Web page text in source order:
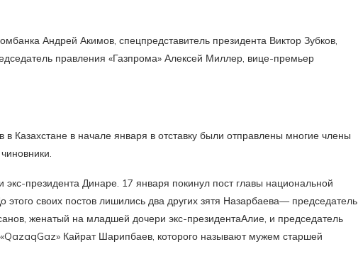
Андрей Акимов, спецпредставитель президента Виктор Зубков,
правления «Газпрома» Алексей Миллер, вице-премьер
Казахстане в начале января в отставку были отправлены многие члены
президента Динаре. 17 января покинул пост главы национальной
своих постов лишились два других зятя Назарбаева— председатель
женатый на младшей дочери экс-президентаАлие, и председатель
Кайрат Шарипбаев, которого называют мужем старшей